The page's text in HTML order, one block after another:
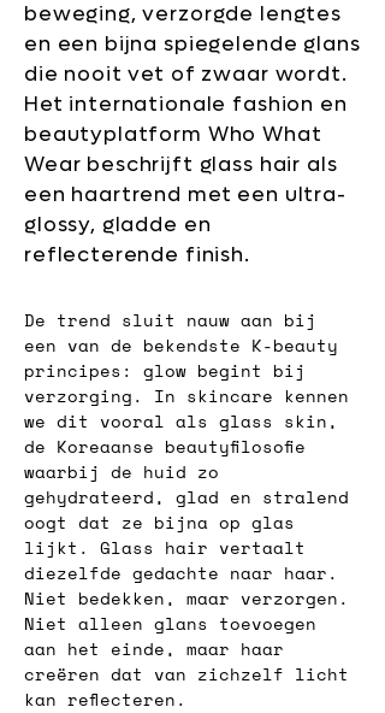
beweging, verzorgde lengtes
en een bijna spiegelende glans
die nooit vet of zwaar wordt.
Het internationale fashion en
beautyplatform Who What
Wear beschrijft glass hair als
een haartrend met een ultra-
glossy, gladde en
reflecterende finish.
De trend sluit nauw aan bij
een van de bekendste K-beauty
principes: glow begint bij
verzorging. In skincare kennen
we dit vooral als glass skin,
de Koreaanse beautyfilosofie
waarbij de huid zo
gehydrateerd, glad en stralend
oogt dat ze bijna op glas
lijkt. Glass hair vertaalt
diezelfde gedachte naar haar.
Niet bedekken, maar verzorgen.
Niet alleen glans toevoegen
aan het einde, maar haar
creëren dat van zichzelf licht
kan reflecteren.